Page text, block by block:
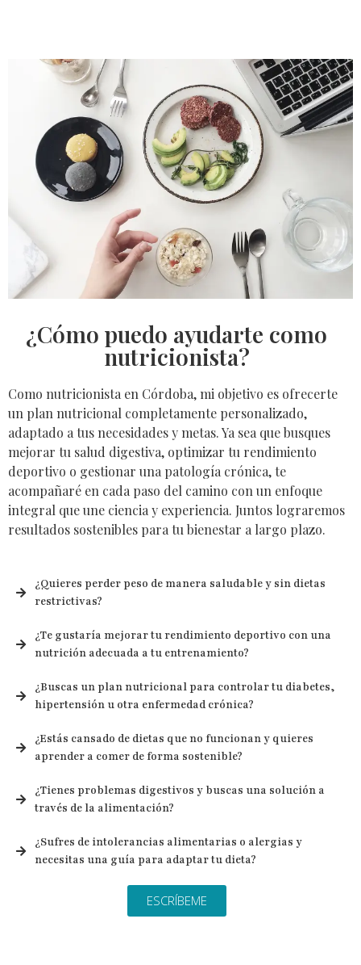
¿Cómo puedo ayudarte como
nutricionista?
Como nutricionista en Córdoba, mi objetivo es ofrecerte
un plan nutricional completamente personalizado,
adaptado a tus necesidades y metas. Ya sea que busques
mejorar tu salud digestiva, optimizar tu rendimiento
deportivo o gestionar una patología crónica, te
acompañaré en cada paso del camino con un enfoque
integral que une ciencia y experiencia. Juntos lograremos
resultados sostenibles para tu bienestar a largo plazo.
¿Quieres perder peso de manera saludable y sin dietas
restrictivas?
¿Te gustaría mejorar tu rendimiento deportivo con una
nutrición adecuada a tu entrenamiento?
¿Buscas un plan nutricional para controlar tu diabetes,
hipertensión u otra enfermedad crónica?
¿Estás cansado de dietas que no funcionan y quieres
aprender a comer de forma sostenible?
¿Tienes problemas digestivos y buscas una solución a
través de la alimentación?
¿Sufres de intolerancias alimentarias o alergias y
necesitas una guía para adaptar tu dieta?
ESCRÍBEME